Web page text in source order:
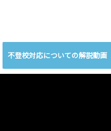
不登校対応についての解説動画